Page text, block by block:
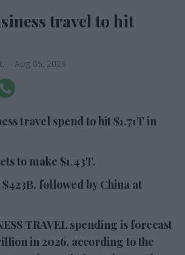
Aug 05, 2026
travel spend to hit $1.71T in
to make $1.43T.
followed by China at
TRAVEL spending is forecast
in 2026, according to the
expected to rise to 1.84 billion